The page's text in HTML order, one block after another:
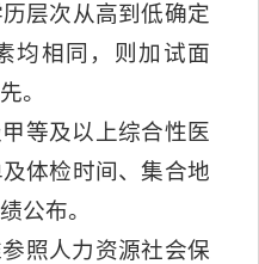
层次从高到低确定
均相同，则加试面
。
等及以上综合性医
体检时间、集合地
公布。
照人力资源社会保